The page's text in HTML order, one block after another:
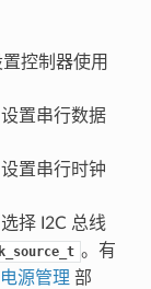
控制器使用
设置串行数据
设置串行时钟
选择 I2C 总线
。有
电源管理 部